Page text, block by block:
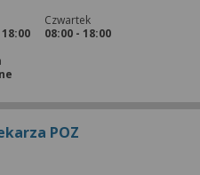
Czwartek
08:00 - 18:00
POZ